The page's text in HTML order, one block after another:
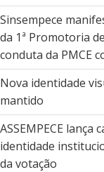
Sinsempece
da 1ª Promotoria
conduta da PMCE
Nova identidade
mantido
ASSEMPECE
identidade
da votação